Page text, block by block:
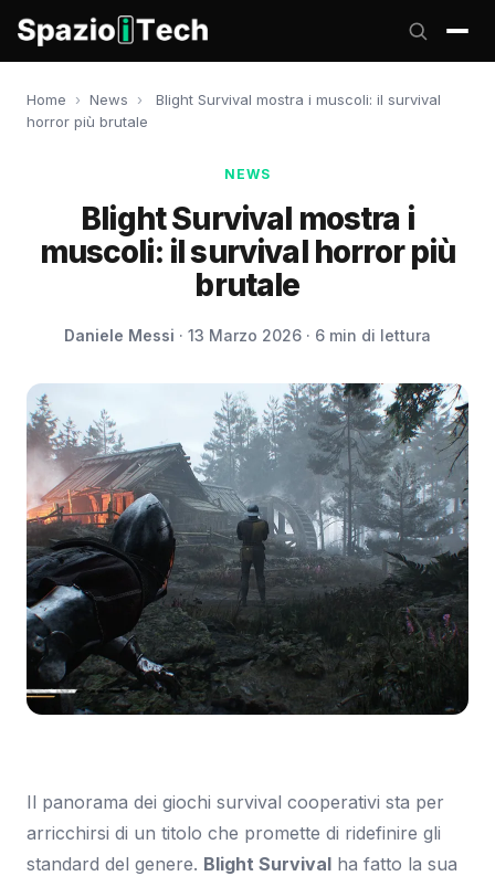
Home › News ›
Blight Survival mostra i muscoli: il survival
horror più brutale
NEWS
Blight Survival mostra i
muscoli: il survival horror più
brutale
Daniele Messi · 13 Marzo 2026 · 6 min di lettura
Il panorama dei giochi survival cooperativi sta per
arricchirsi di un titolo che promette di ridefinire gli
standard del genere. Blight Survival ha fatto la sua